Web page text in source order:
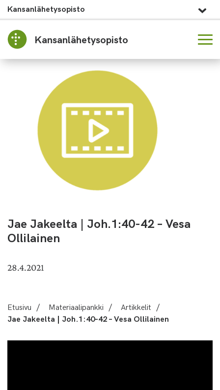
Kansanlähetysopisto
Kansanlähetysopisto
Jae Jakeelta | Joh.1:40-42 – Vesa
Ollilainen
28.4.2021
Etusivu / Materiaalipankki / Artikkelit /
Jae Jakeelta | Joh.1:40-42 – Vesa Ollilainen